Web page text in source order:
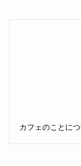
カフェのことに